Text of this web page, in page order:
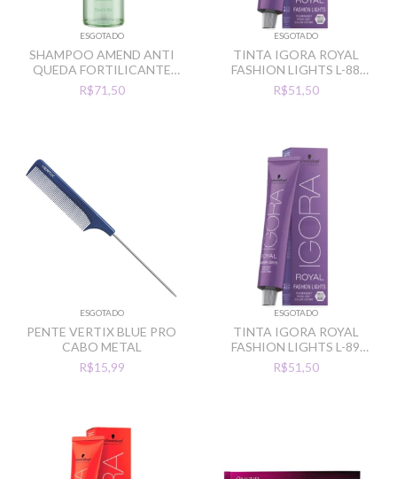
ESGOTADO
SHAMPOO AMEND ANTI
QUEDA FORTILICANTE
250ML
R$71,50
ESGOTADO
TINTA IGORA ROYAL
FASHION LIGHTS L-88
VERMELHO INTENSO
R$51,50
ESGOTADO
PENTE VERTIX BLUE PRO
CABO METAL
R$15,99
ESGOTADO
TINTA IGORA ROYAL
FASHION LIGHTS L-89
VERMELHO VIOLETA
R$51,50